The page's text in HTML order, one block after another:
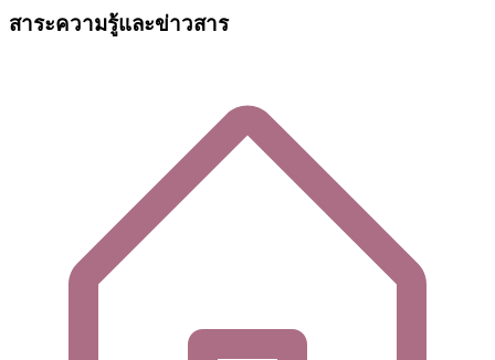
สาระความรู้และข่าวสาร